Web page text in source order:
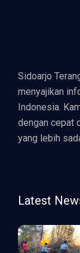
Sidoarjo
menyajikan
Indonesia.
dengan cepat
yang lebih
Latest